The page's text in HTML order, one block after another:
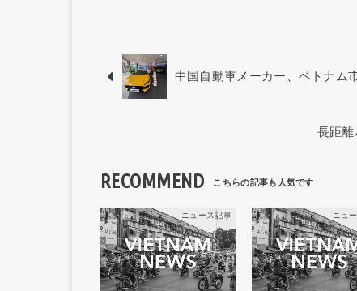
中国自動車メーカー、ベトナム
長距
RECOMMEND
ニュース記事 ニュ